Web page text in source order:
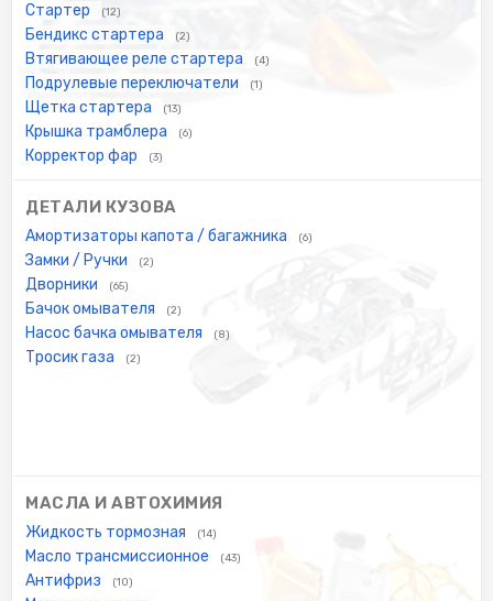
Стартер (12)
Бендикс стартера (2)
Втягивающее реле стартера (4)
Подрулевые переключатели (1)
Щетка стартера (13)
Крышка трамблера (6)
Корректор фар (3)
ДЕТАЛИ КУЗОВА
Амортизаторы капота / багажника (6)
Замки / Ручки (2)
Дворники (65)
Бачок омывателя (2)
Насос бачка омывателя (8)
Тросик газа (2)
МАСЛА И АВТОХИМИЯ
Жидкость тормозная (14)
Масло трансмиссионное (43)
Антифриз (10)